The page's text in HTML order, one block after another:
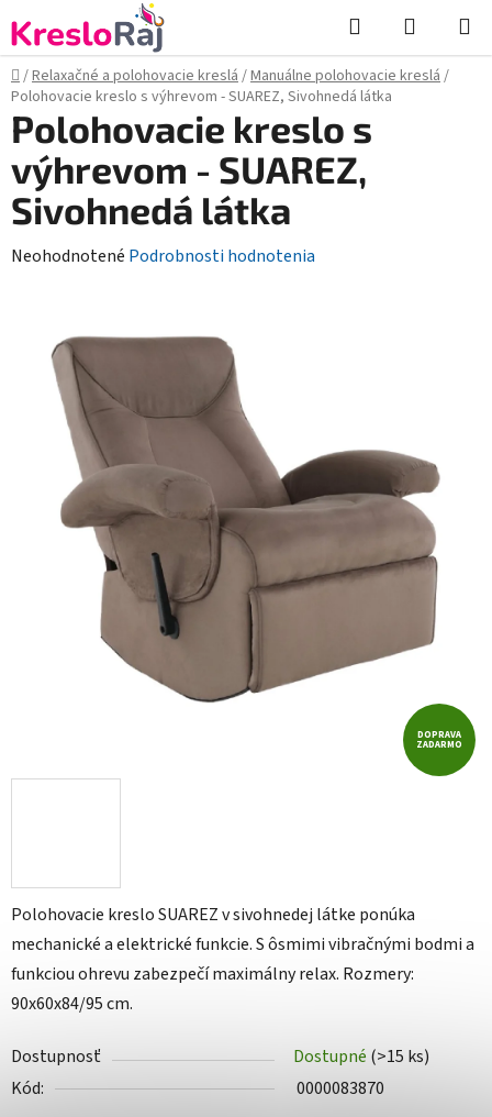
na
obsah
Hľadať
KOŠÍK
Domov
/Relaxačné a polohovacie kreslá/Manuálne polohovacie kreslá/
Polohovacie kreslo s výhrevom - SUAREZ, Sivohnedá látka
Polohovacie kreslo SUAREZ v sivohnedej látke ponúka
mechanické a elektrické funkcie. S ôsmimi vibračnými bodmi a
funkciou ohrevu zabezpečí maximálny relax. Rozmery:
90x60x84/95 cm.
Dostupnosť Dostupné (>15 ks)
Kód:
0000083870
Polohovacie kreslo s
výhrevom - SUAREZ,
Sivohnedá látka
Priemerné
hviezdičiek.
Neohodnotené Podrobnosti hodnotenia
DOPRAVA
ZADARMO